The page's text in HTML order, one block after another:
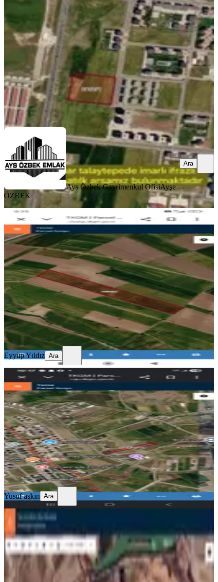
Diyarbakır, Kayapınar
500 m²
44.200/m²·23.06.2026
22.100.000 ₺
Ays Özbek Gayrimenkul Ofisi Ayşe ÖZBEK
Ara
Ays Özbek Gayrimenkul OfisiAyşe
ÖZBEK
Ara
YOLU AÇIK
Diyarbakır Yenişehir Hantepe(tılham)
Köyü Yatırımlık Arsa
Diyarbakır, Yenişehir
45501 m²
· Elektrik Hattı, Su Hattı +1 505/m²·
16.06.2026
23.000.000 ₺25.000.000 ₺
Eyyüp Yıldız
Ara
Eyyüp Yıldız Ara
TAKASLI
İmara Sıfır Arsa
Diyarbakır, Bağlar
3520 m²·4.744/m²·15.06.2026
16.700.000 ₺
Yusuf aşkın
Ara
Yusuf aşkın Ara
Km De Satılık Metre İşi
Diyarbakır, Kayapınar
220 m²·6.886/m²·08.06.2026